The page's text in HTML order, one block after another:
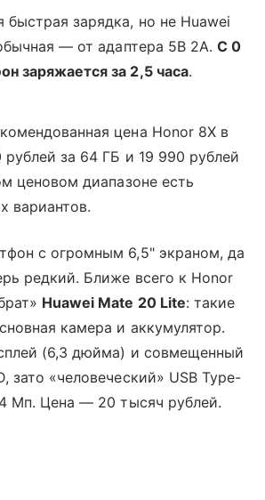
зарядка, но не Huawei
— от адаптера 5В 2А.С 0
заряжается за 2,5 часа.
цена Honor 8X в
за 64 ГБ и 19 990 рублей
ценовом диапазоне есть
вариантов.
с огромным 6,5" экраном, да
редкий. Ближе всего к Honor
Huawei Mate 20 Lite: такие
камера и аккумулятор.
(6,3 дюйма) и совмещенный
зато «человеческий» USB Type-
Мп. Цена — 20 тысяч рублей.